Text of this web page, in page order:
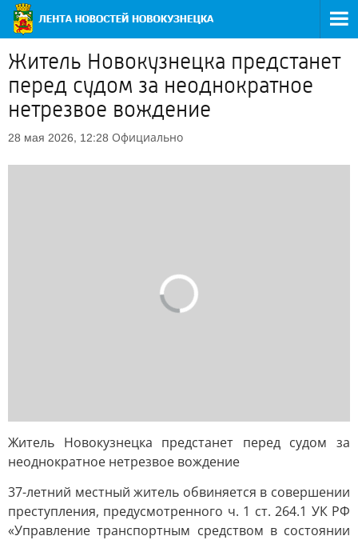
Житель Новокузнецка предстанет
перед судом за неоднократное
нетрезвое вождение
28 мая 2026, 12:28 Официально
Житель Новокузнецка предстанет перед судом за
неоднократное нетрезвое вождение
37-летний местный житель обвиняется в совершении
преступления, предусмотренного ч. 1 ст. 264.1 УК РФ
«Управление транспортным средством в состоянии